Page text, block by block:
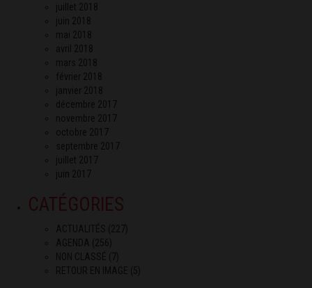
juillet 2018
juin 2018
mai 2018
avril 2018
mars 2018
février 2018
janvier 2018
décembre 2017
novembre 2017
octobre 2017
septembre 2017
juillet 2017
juin 2017
CATÉGORIES
ACTUALITÉS
(227)
AGENDA (256)
NON CLASSÉ (7)
RETOUR EN IMAGE (5)